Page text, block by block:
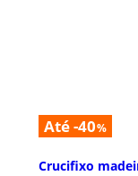
Até -40%
Crucifixo